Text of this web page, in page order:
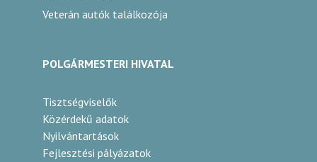
Veterán autók találkozója
POLGÁRMESTERI HIVATAL
Tisztségviselők
Közérdekű adatok
Nyilvántartások
Fejlesztési pályázatok